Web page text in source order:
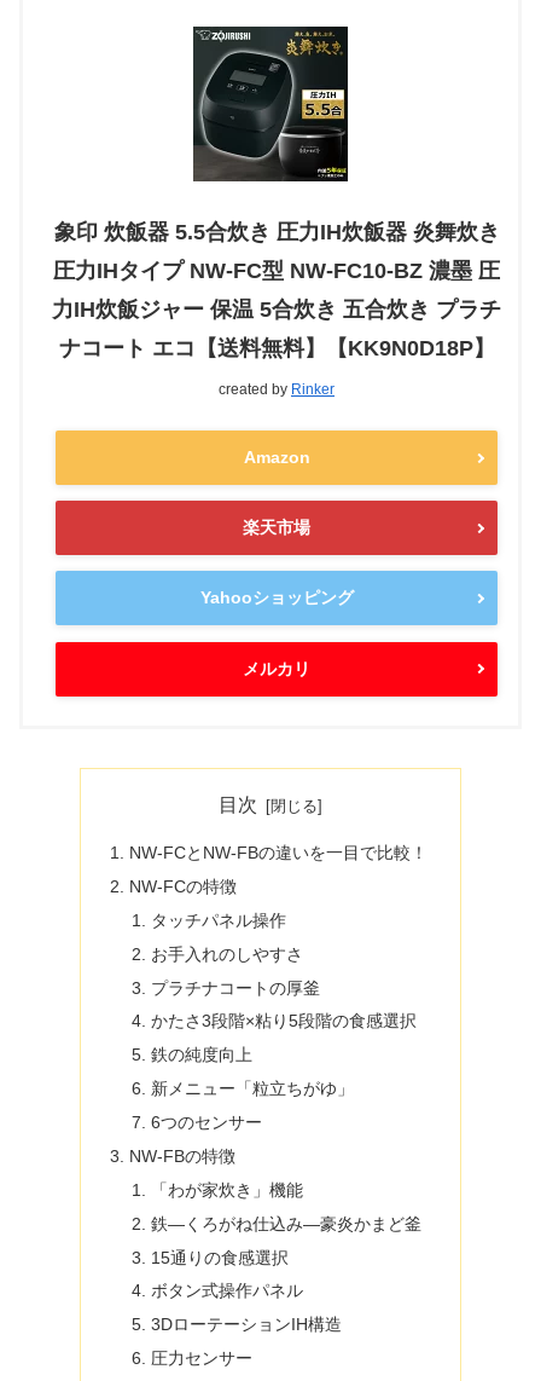
象印 炊飯器 5.5合炊き 圧力IH炊飯器 炎舞炊き
圧力IHタイプ NW-FC型 NW-FC10-BZ 濃墨 圧
力IH炊飯ジャー 保温 5合炊き 五合炊き プラチ
ナコート エコ【送料無料】【KK9N0D18P】
created by Rinker
Amazon
楽天市場
Yahooショッピング
メルカリ
目次
NW-FCとNW-FBの違いを一目で比較！
NW-FCの特徴
タッチパネル操作
お手入れのしやすさ
プラチナコートの厚釜
かたさ3段階×粘り5段階の食感選択
鉄の純度向上
新メニュー「粒立ちがゆ」
6つのセンサー
NW-FBの特徴
「わが家炊き」機能
鉄―くろがね仕込み―豪炎かまど釜
15通りの食感選択
ボタン式操作パネル
3DローテーションIH構造
圧力センサー